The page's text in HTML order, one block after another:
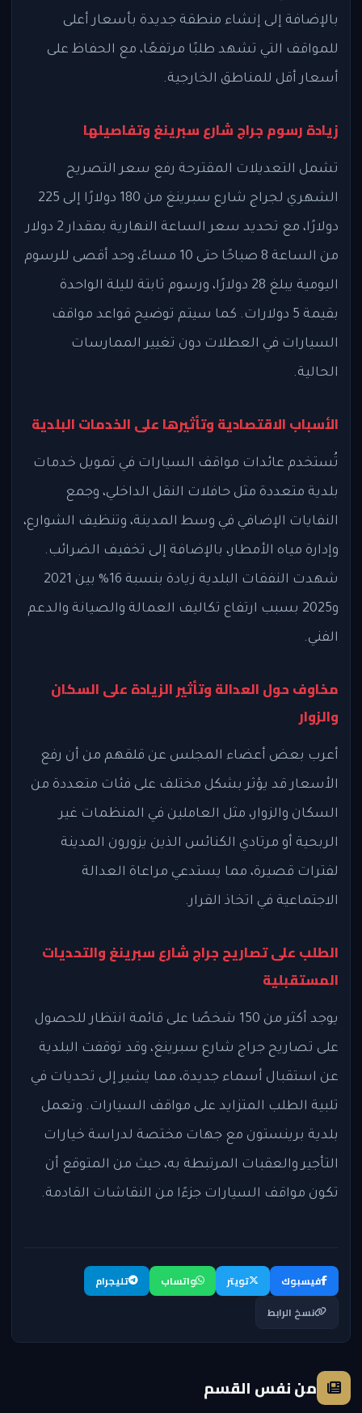
بالإضافة إلى إنشاء منطقة جديدة بأسعار أعلى
للمواقف التي تشهد طلبًا مرتفعًا، مع الحفاظ على
أسعار أقل للمناطق الخارجية.
زيادة رسوم جراج شارع سبرينغ وتفاصيلها
تشمل التعديلات المقترحة رفع سعر التصريح
الشهري لجراج شارع سبرينغ من 180 دولارًا إلى 225
دولارًا، مع تحديد سعر الساعة النهارية بمقدار 2 دولار
من الساعة 8 صباحًا حتى 10 مساءً، وحد أقصى للرسوم
اليومية يبلغ 28 دولارًا، ورسوم ثابتة لليلة الواحدة
بقيمة 5 دولارات. كما سيتم توضيح قواعد مواقف
السيارات في العطلات دون تغيير الممارسات
الحالية.
الأسباب الاقتصادية وتأثيرها على الخدمات البلدية
تُستخدم عائدات مواقف السيارات في تمويل خدمات
بلدية متعددة مثل حافلات النقل الداخلي، وجمع
النفايات الإضافي في وسط المدينة، وتنظيف الشوارع،
وإدارة مياه الأمطار، بالإضافة إلى تخفيف الضرائب.
شهدت النفقات البلدية زيادة بنسبة 16% بين 2021
و2025 بسبب ارتفاع تكاليف العمالة والصيانة والدعم
الفني.
مخاوف حول العدالة وتأثير الزيادة على السكان
والزوار
أعرب بعض أعضاء المجلس عن قلقهم من أن رفع
الأسعار قد يؤثر بشكل مختلف على فئات متعددة من
السكان والزوار، مثل العاملين في المنظمات غير
الربحية أو مرتادي الكنائس الذين يزورون المدينة
لفترات قصيرة، مما يستدعي مراعاة العدالة
الاجتماعية في اتخاذ القرار.
الطلب على تصاريح جراج شارع سبرينغ والتحديات
المستقبلية
يوجد أكثر من 150 شخصًا على قائمة انتظار للحصول
على تصاريح جراج شارع سبرينغ، وقد توقفت البلدية
عن استقبال أسماء جديدة، مما يشير إلى تحديات في
تلبية الطلب المتزايد على مواقف السيارات. وتعمل
بلدية برينستون مع جهات مختصة لدراسة خيارات
التأجير والعقبات المرتبطة به، حيث من المتوقع أن
تكون مواقف السيارات جزءًا من النقاشات القادمة.
فيسبوك تويتر واتساب
تليجرام
نسخ الرابط
من نفس القسم